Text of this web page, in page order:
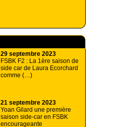
29 septembre 2023
FSBK F2 : La 1ère saison de
side car de Laura Ecorchard
comme (…)
21 septembre 2023
Yoan Gilard une première
saison side-car en FSBK
encourageante